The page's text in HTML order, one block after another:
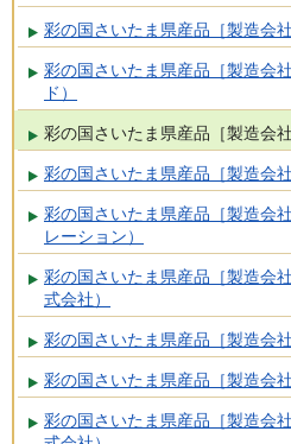
彩の国さいたま県産品［製造会
彩の国さいたま県産品［製造会
ド）
彩の国さいたま県産品［製造会
彩の国さいたま県産品［製造会
彩の国さいたま県産品［製造会
レーション）
彩の国さいたま県産品［製造会
式会社）
彩の国さいたま県産品［製造会
彩の国さいたま県産品［製造会
彩の国さいたま県産品［製造会